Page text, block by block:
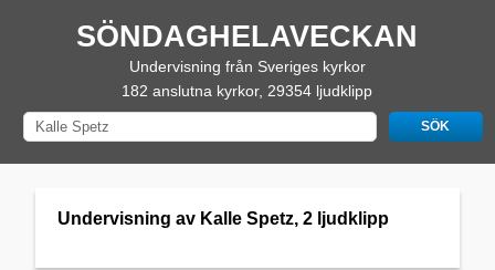
SÖNDAGHELAVECKAN
Undervisning från Sveriges kyrkor
182 anslutna kyrkor, 29354 ljudklipp
Undervisning av Kalle Spetz, 2 ljudklipp